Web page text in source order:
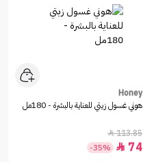
Honey
هوني غسول زيتي للعناية بالبشرة - 180مل
113.85

74

-35%